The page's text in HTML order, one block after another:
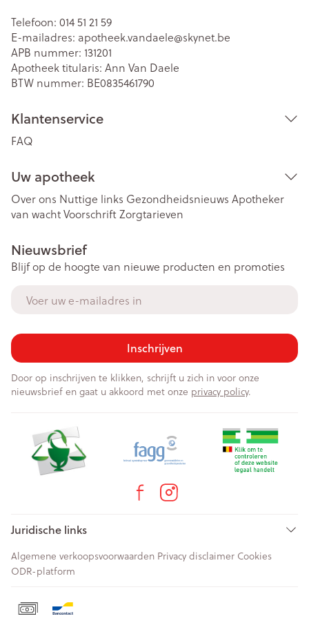
Telefoon: 014 51 21 59
E-mailadres: apotheek.vandaele@skynet.be
APB nummer: 131201
Apotheek titularis: Ann Van Daele
BTW nummer: BE0835461790
Klantenservice
FAQ
Uw apotheek
Over ons Nuttige links Gezondheidsnieuws Apotheker
van wachtVoorschriftZorgtarieven
Nieuwsbrief
Blijf op de hoogte van nieuwe producten en promoties
Inschrijven
Door op inschrijven te klikken, schrijft u zich in voor onze
nieuwsbrief en gaat u akkoord met onze privacy policy.
Juridische links
Algemene verkoopsvoorwaarden Privacy disclaimer Cookies
ODR-platform